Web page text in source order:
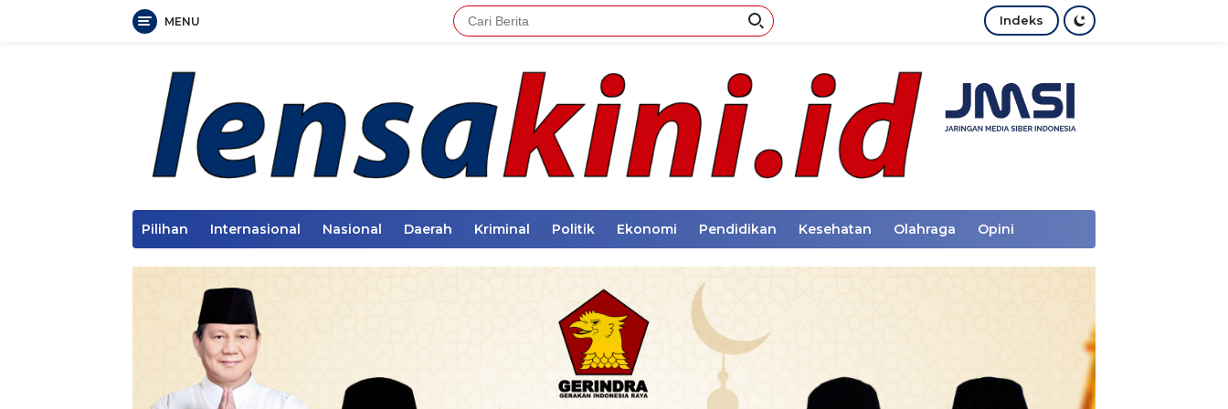
MENU Indeks
Pilihan Internasional Nasional Daerah Kriminal Politik Ekonomi Pendidikan Kesehatan Olahraga Opini